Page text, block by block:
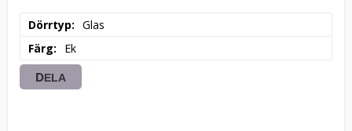
Dörrtyp
Glas
Färg
Ek
DELA